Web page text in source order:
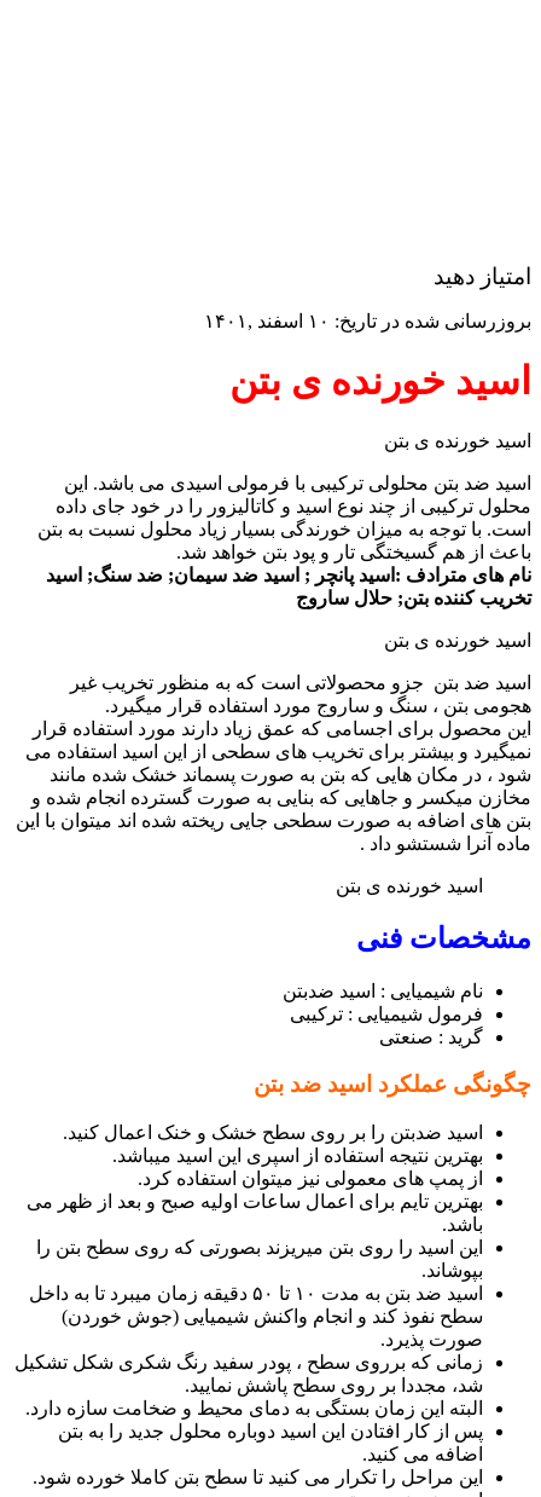
امتیاز دهید
بروزرسانی شده در تاریخ: ۱۰ اسفند ,۱۴۰۱
اسید خورنده ی بتن
اسید خورنده ی بتن
اسید ضد بتن محلولی ترکیبی با فرمولی اسیدی می باشد. این
محلول ترکیبی از چند نوع اسید و کاتالیزور را در خود جای داده
است. با توجه به میزان خورندگی بسیار زیاد محلول نسبت به بتن
باعث از هم گسیختگی تار و پود بتن خواهد شد.
نام های مترادف :اسید پانچر ; اسید ضد سیمان; ضد سنگ; اسید
تخریب کننده بتن; حلال ساروج
اسید خورنده ی بتن
اسید ضد بتن جزو محصولاتی است که به منظور تخریب غیر
هجومی بتن ، سنگ و ساروج مورد استفاده قرار میگیرد.
این محصول برای اجسامی که عمق زیاد دارند مورد استفاده قرار
نمیگیرد و بیشتر برای تخریب های سطحی از این اسید استفاده می
شود ، در مکان هایی که بتن به صورت پسماند خشک شده مانند
مخازن میکسر و جاهایی که بنایی به صورت گسترده انجام شده و
بتن های اضافه به صورت سطحی جایی ریخته شده اند میتوان با این
ماده آنرا شستشو داد .
اسید خورنده ی بتن
مشخصات فنی
نام شیمیایی : اسید ضدبتن
فرمول شیمیایی : ترکیبی
گرید : صنعتی
چگونگی عملکرد اسید ضد بتن
اسید ضدبتن را بر روی سطح خشک و خنک اعمال کنید.
بهترین نتیجه استفاده از اسپری این اسید میباشد.
از پمپ های معمولی نیز میتوان استفاده کرد.
بهترین تایم برای اعمال ساعات اولیه صبح و بعد از ظهر می
باشد.
این اسید را روی بتن میریزند بصورتی که روی سطح بتن را
بپوشاند.
اسید ضد بتن به مدت ۱۰ تا ۵۰ دقیقه زمان میبرد تا به داخل
سطح نفوذ کند و انجام واکنش شیمیایی (جوش خوردن)
صورت پذیرد.
زمانی که برروی سطح ، پودر سفید رنگ شکری شکل تشکیل
شد، مجددا بر روی سطح پاشش نمایید.
البته این زمان بستگی به دمای محیط و ضخامت سازه دارد.
پس از کار افتادن این اسید دوباره محلول جدید را به بتن
اضافه می کنید.
این مراحل را تکرار می کنید تا سطح بتن کاملا خورده شود.